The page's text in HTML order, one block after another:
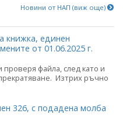
Новини от НАП (виж още)
книжка, единен
от 01.06.2025 г.
проверя файла, след като и
Изтрих ръчно
326, с подадена молба